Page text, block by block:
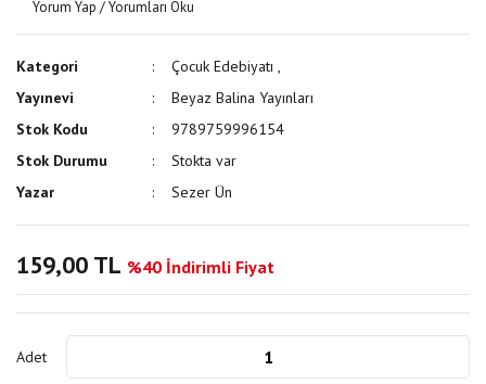
Yorum Yap / Yorumları Oku
Kategori Çocuk Edebiyatı ,
Yayınevi
Beyaz Balina Yayınları
Stok Kodu
9789759996154
Stok Durumu
Stokta var
Yazar
Sezer Ün
159,00 TL %40 İndirimli Fiyat
Adet